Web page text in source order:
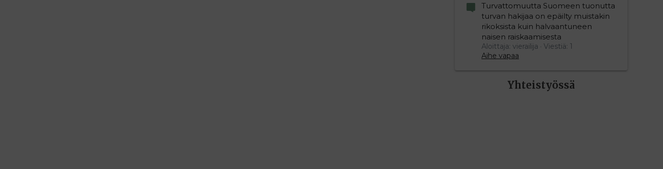
Turvattomuutta Suomeen tuonutta
turvan hakijaa on epäilty muistakin
rikoksista kuin halvaantuneen
naisen raiskaamisesta
Aloittaja: vierailija
Viestiä: 1
Aihe vapaa
Yhteistyössä